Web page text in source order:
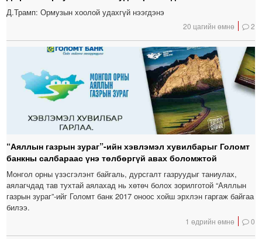
Д.Трамп: Ормузын хоолой удахгүй нээгдэнэ
20 цагийн өмнө 2
“Аяллын газрын зураг”-ийн хэвлэмэл хувилбарыг Голомт
банкны салбараас үнэ төлбөргүй авах боломжтой
Монгол орны үзэсгэлэнт байгаль, дурсгалт газруудыг таниулах,
аялагчдад тав тухтай аялахад нь хөтөч болох зорилготой “Аяллын
газрын зураг”-ийг Голомт банк 2017 оноос хойш эрхлэн гаргаж байгаа
билээ.
1 өдрийн өмнө 0